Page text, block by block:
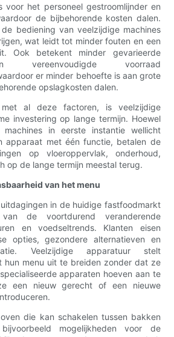
voor het personeel gestroomlijnder en
de bijbehorende kosten dalen.
de bediening van veelzijdige machines
wat leidt tot minder fouten en een
Ook betekent minder gevarieerde
vereenvoudigde voorraad
er minder behoefte is aan grote
opslagkosten dalen.
met al deze factoren, is veelzijdige
investering op lange termijn. Hoewel
in eerste instantie wellicht
apparaat met één functie, betalen de
op vloeroppervlak, onderhoud,
op de lange termijn meestal terug.
van het menu
in de huidige fastfoodmarkt
de voortdurend veranderende
en voedseltrends. Klanten eisen
opties, gezondere alternatieven en
Veelzijdige apparatuur stelt
hun menu uit te breiden zonder dat ze
apparaten hoeven aan te
een nieuw gerecht of een nieuwe
die kan schakelen tussen bakken
mogelijkheden voor de